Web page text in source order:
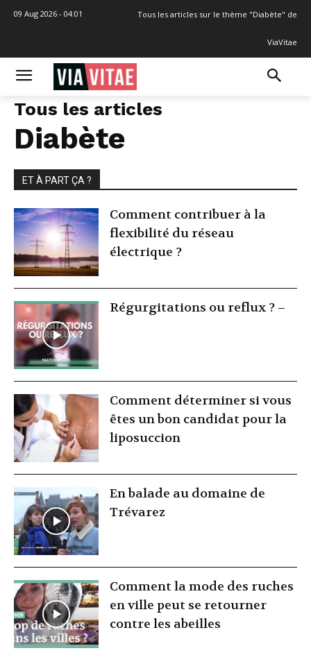
09 Aug 2026 - 04:01 Tous les articles sur le thème "Diabète" de
ViaVitae
Tous les articles
Diabète
ET À PART ÇA ?
Comment contribuer à la
flexibilité du réseau
électrique ?
Régurgitations ou reflux ? –
Comment déterminer si vous
êtes un bon candidat pour la
liposuccion
En balade au domaine de
Trévarez
Comment la mode des ruches
en ville peut se retourner
contre les abeilles